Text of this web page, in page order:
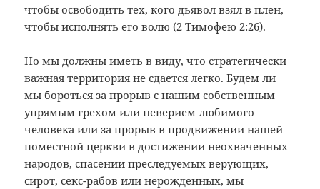
чтобы освободить тех, кого дьявол взял в плен,
чтобы исполнять его волю (2 Тимофею 2:26).
Но мы должны иметь в виду, что стратегически
важная территория не сдается легко. Будем ли
мы бороться за прорыв с нашим собственным
упрямым грехом или неверием любимого
человека или за прорыв в продвижении нашей
поместной церкви в достижении неохваченных
народов, спасении преследуемых верующих,
сирот, секс-рабов или нерожденных, мы